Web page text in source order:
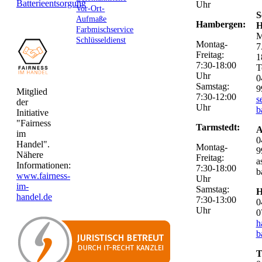
Batterieentsorgung
Mitglied
der
Initiative
"Fairness
im
Handel".
Nähere
Informationen:
www.fairness-
im-
handel.de
Vor-Ort-
Aufmaße
Farbmischservice
Schlüsseldienst
Uhr
Hambergen:
Montag-
Freitag:
7:30-18:00
Uhr
Samstag:
7:30-12:00
Uhr
Tarmstedt:
Montag-
Freitag:
7:30-18:00
Uhr
Samstag:
7:30-13:00
Uhr